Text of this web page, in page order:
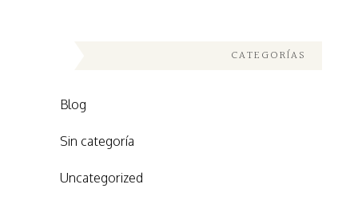
CATEGORÍAS
Blog
Sin categoría
Uncategorized